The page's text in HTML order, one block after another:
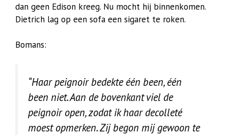
dan geen Edison kreeg. Nu mocht hij binnenkomen.
Dietrich lag op een sofa een sigaret te roken.
Bomans:
“Haar peignoir bedekte één been, één
been niet. Aan de bovenkant viel de
peignoir open, zodat ik haar decolleté
moest opmerken. Zij begon mij gewoon te